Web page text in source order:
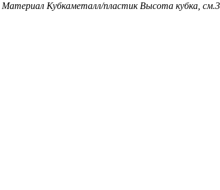
Материал Кубкаметалл/пластик Высота кубка, см.